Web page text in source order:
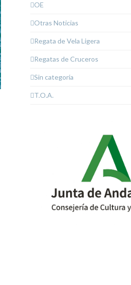
OE
Otras Noticias
Regata de Vela Ligera
Regatas de Cruceros
Sin categoría
T.O.A.